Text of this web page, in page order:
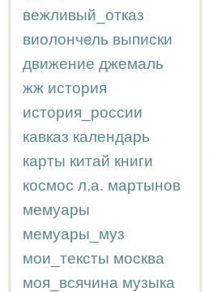
вежливый_отказ
виолончель выписки
движение джемаль
жж история
история_россии
кавказ календарь
карты китай книги
космос л.а. мартынов
мемуары
мемуары_муз
мои_тексты москва
моя_всячина музыка